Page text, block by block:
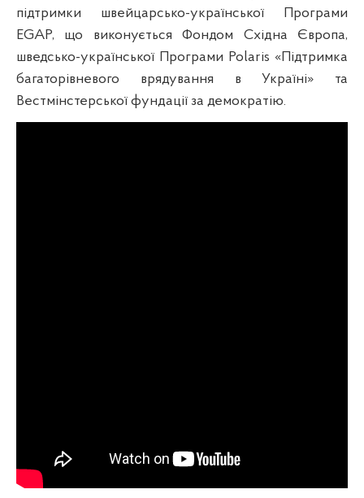
підтримки швейцарсько-української Програми
EGAP, що виконується Фондом Східна Європа,
шведсько-української Програми Polaris «Підтримка
багаторівневого врядування в Україні» та
Вестмінстерської фундації за демократію.